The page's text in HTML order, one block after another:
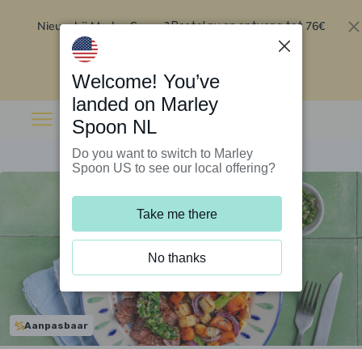
Nieuw bij Marley Spoon?Bestel nu en ontvang tot 76€
Aanpasbaar
Welcome! You’ve
landed on Marley
Spoon NL
Do you want to switch to Marley
Spoon US to see our local offering?
Take me there
No thanks